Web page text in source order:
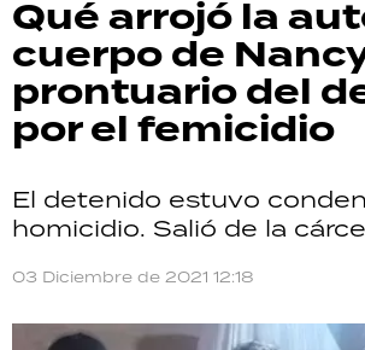
Qué arrojó la
cuerpo de
prontuario del
por el femicidio
El detenido estuvo
homicidio. Salió de la
03 Diciembre de 2021 12:18
ACTUALIDAD
POLICIALES
ECONOMÍA
GRAN HERMANO
SALUD
DEPORTES